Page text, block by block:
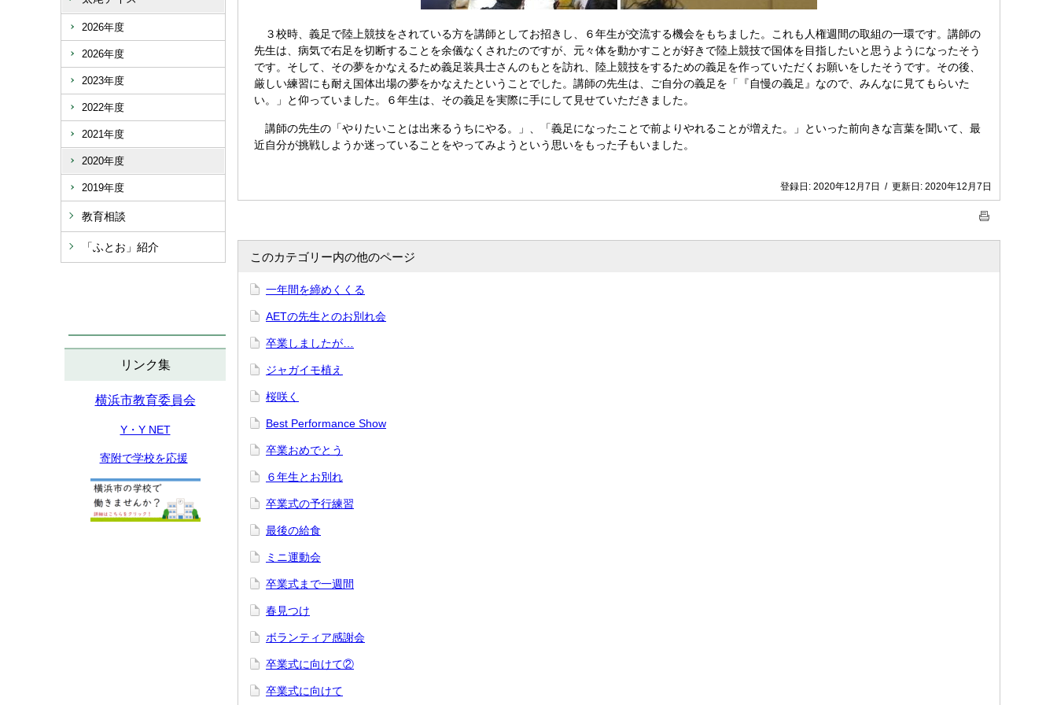
2026年度
2026年度
2023年度
2022年度
2021年度
2020年度
2019年度
教育相談
「ふとお」紹介
リンク集
横浜市教育委員会
Y・Y NET
寄附で学校を応援
３校時、義足で陸上競技をされている方を講師としてお招きし、６年生が交流する機会をもちました。これも人権週間の取組の一環です。講師の
先生は、病気で右足を切断することを余儀なくされたのですが、元々体を動かすことが好きで陸上競技で国体を目指したいと思うようになったそう
です。そして、その夢をかなえるため義足装具士さんのもとを訪れ、陸上競技をするための義足を作っていただくお願いをしたそうです。その後、
厳しい練習にも耐え国体出場の夢をかなえたということでした。講師の先生は、ご自分の義足を「『自慢の義足』なので、みんなに見てもらいた
い。」と仰っていました。６年生は、その義足を実際に手にして見せていただきました。
講師の先生の「やりたいことは出来るうちにやる。」、「義足になったことで前よりやれることが増えた。」といった前向きな言葉を聞いて、最
近自分が挑戦しようか迷っていることをやってみようという思いをもった子もいました。
登録日: 2020年12月7日 / 更新日: 2020年12月7日
このカテゴリー内の他のページ
一年間を締めくくる
AETの先生とのお別れ会
卒業しましたが…
ジャガイモ植え
桜咲く
Best Performance Show
卒業おめでとう
６年生とお別れ
卒業式の予行練習
最後の給食
ミニ運動会
卒業式まで一週間
春見つけ
ボランティア感謝会
卒業式に向けて②
卒業式に向けて